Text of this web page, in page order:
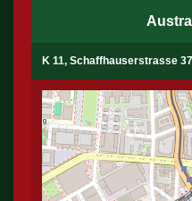
K 11, Schaffhauserstrasse